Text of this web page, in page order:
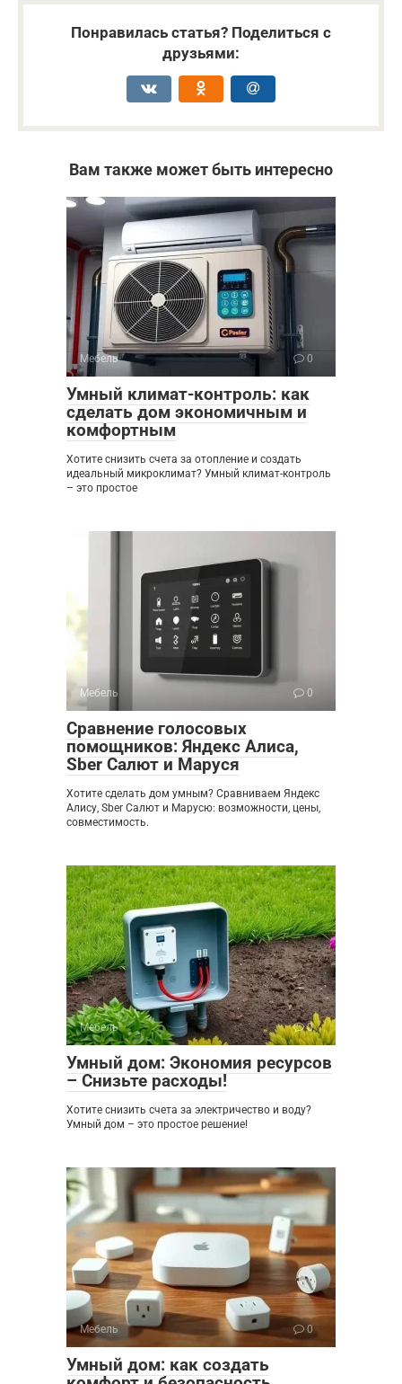
Понравилась статья? Поделиться с
друзьями:
Вам также может быть интересно
Мебель 0
Умный климат-контроль: как
сделать дом экономичным и
комфортным
Хотите снизить счета за отопление и создать
идеальный микроклимат? Умный климат-контроль
– это простое
Мебель 0
Сравнение голосовых
помощников: Яндекс Алиса,
Sber Салют и Маруся
Хотите сделать дом умным? Сравниваем Яндекс
Алису, Sber Салют и Марусю: возможности, цены,
совместимость.
Мебель 0
Умный дом: Экономия ресурсов
– Снизьте расходы!
Хотите снизить счета за электричество и воду?
Умный дом – это простое решение!
Мебель 0
Умный дом: как создать